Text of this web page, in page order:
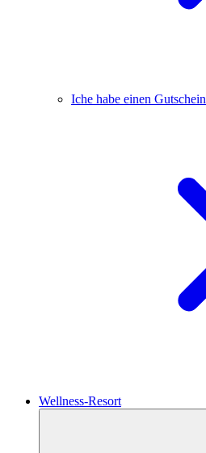
Iche habe einen Gutschein
Wellness-Resort